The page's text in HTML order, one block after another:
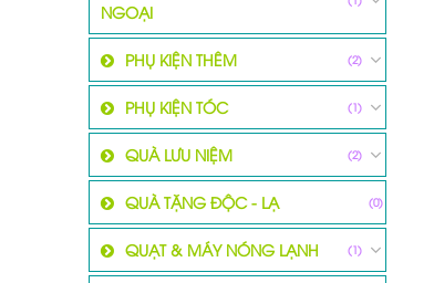
NGOẠI
PHỤ KIỆN THÊM (2)
PHỤ KIỆN TÓC (1)
QUÀ LƯU NIỆM (2)
QUÀ TẶNG ĐỘC - LẠ (0)
QUẠT & MÁY NÓNG LẠNH (1)